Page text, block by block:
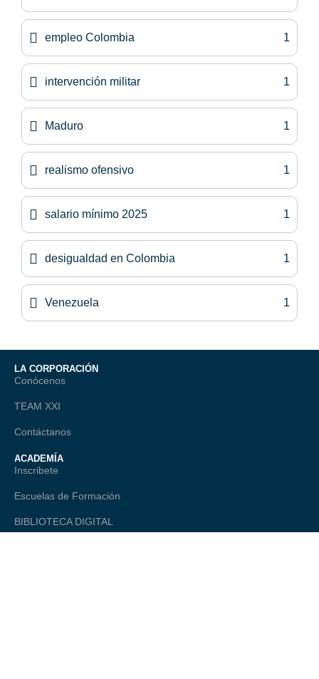
empleo Colombia 1
intervención militar 1
Maduro 1
realismo ofensivo 1
salario mínimo 2025 1
desigualdad en Colombia 1
Venezuela 1
LA CORPORACIÓN
Conócenos
TEAM XXI
Contáctanos
ACADEMÍA
Inscribete
Escuelas de Formación
BIBLIOTECA DIGITAL